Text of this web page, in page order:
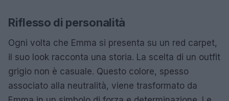
Riflesso di personalità
Ogni volta che Emma si presenta su un red carpet,
il suo look racconta una storia. La scelta di un outfit
grigio non è casuale. Questo colore, spesso
associato alla neutralità, viene trasformato da